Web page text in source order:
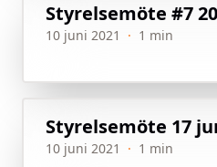
Styrelsemöte #7
10 juni 2021 · 1 min
Styrelsemöte 17
10 juni 2021 · 1 min